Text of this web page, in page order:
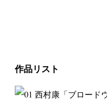
作品リスト